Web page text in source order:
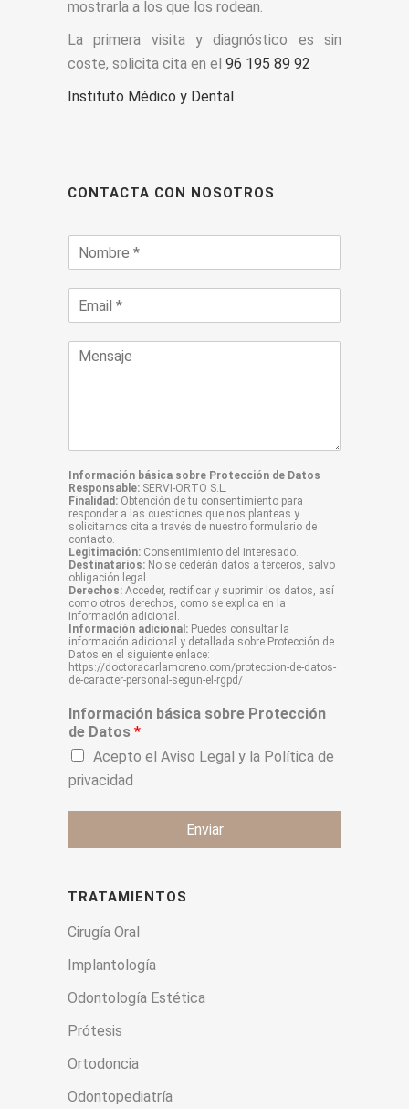
mostrarla a los que los rodean.
La primera visita y diagnóstico es sin
coste, solicita cita en el 96 195 89 92
Instituto Médico y Dental
CONTACTA CON NOSOTROS
M
*Información básica sobre Protección de Datos
Responsable: SERVI-ORTO S.L.
Finalidad: Obtención de tu consentimiento para
responder a las cuestiones que nos planteas y
solicitarnos cita a través de nuestro formulario de
contacto.
Legitimación: Consentimiento del interesado.
Destinatarios: No se cederán datos a terceros, salvo
obligación legal.
Derechos: Acceder, rectificar y suprimir los datos, así
como otros derechos, como se explica en la
información adicional.
Información adicional: Puedes consultar la
información adicional y detallada sobre Protección de
Datos en el siguiente enlace:
https://doctoracarlamoreno.com/proteccion-de-datos-
de-caracter-personal-segun-el-rgpd/
Información básica sobre Protección
de Datos *
Acepto el Aviso Legal y la Política de
privacidad
Enviar
TRATAMIENTOS
Cirugía Oral
Implantología
Odontología Estética
Prótesis
Ortodoncia
Odontopediatría